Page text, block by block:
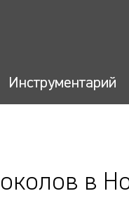
Инструментарий
в